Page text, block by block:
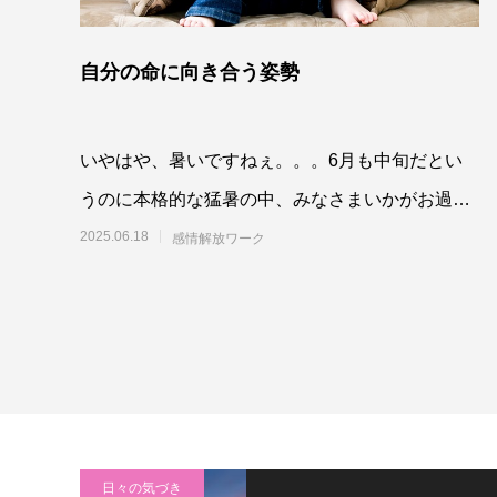
自分の命に向き合う姿勢
いやはや、暑いですねぇ。。。6月も中旬だとい
うのに本格的な猛暑の中、みなさまいかがお過ご
しでしょうか。くれぐれも、ご無理のないよ
2025.06.18 感情解放ワーク
日々の気づき